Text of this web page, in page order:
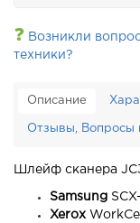
❓ Возникли
техники?
Описание
Отзывы, Вопросы
Шлейф сканера
Samsung
Xerox